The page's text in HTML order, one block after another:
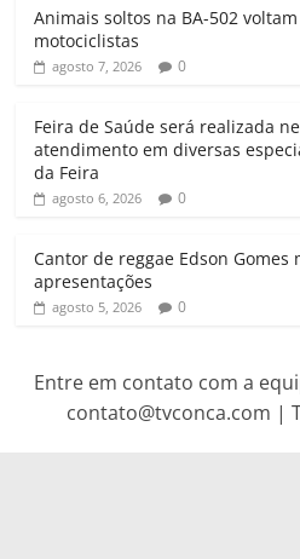
p
k
Animais soltos na BA-502
motociclistas
agosto 7, 2026 0
Feira de Saúde será realizada
atendimento em diversas
da Feira
agosto 6, 2026 0
Cantor de reggae Edson
apresentações
agosto 5, 2026 0
Entre em contato com a
contato@tvconca.com |